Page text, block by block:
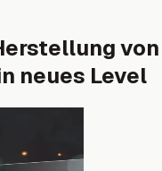
von
neues Level